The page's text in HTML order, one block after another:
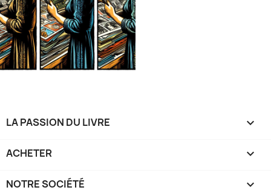
LA PASSION DU LIVRE 
ACHETER 
NOTRE SOCIÉTÉ 